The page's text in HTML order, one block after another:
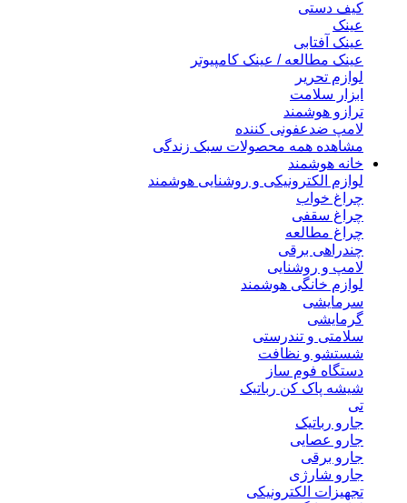
کیف دستی
عینک
عینک آفتابی
عینک مطالعه / عینک کامپیوتر
لوازم تحریر
ابزار سلامت
ترازو هوشمند
لامپ ضدعفونی کننده
مشاهده همه محصولات سبک زندگی
خانه هوشمند
لوازم الکترونیکی و روشنایی هوشمند
چراغ خواب
چراغ سقفی
چراغ مطالعه
چندراهی برقی
لامپ و روشنایی
لوازم خانگی هوشمند
سرمایشی
گرمایشی
سلامتی و تندرستی
شستشو و نظافت
دستگاه فوم ساز
شیشه پاک کن رباتیک
تی
جارو رباتیک
جارو عصایی
جارو برقی
جارو شارژی
تجهیزات الکترونیکی